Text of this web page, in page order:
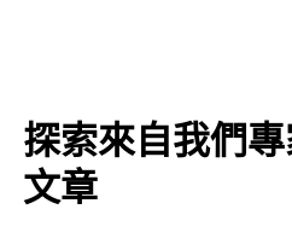
探索來自我們
文章